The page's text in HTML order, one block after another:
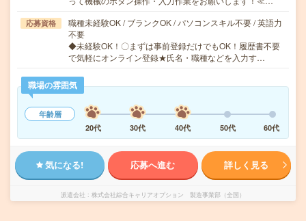
応募資格
職種未経験OK / ブランクOK / パソコンスキル不要 / 英語力
不要
◆未経験OK！〇まずは事前登録だけでもOK！履歴書不要
で気軽にオンライン登録★氏名・職種などを入力す…
職場の雰囲気
年齢層
20代
30代 40代 50代 60代
気になる! 応募へ進む 詳しく見る
派遣会社 株式会社綜合キャリアオプション 製造事業部（全国）